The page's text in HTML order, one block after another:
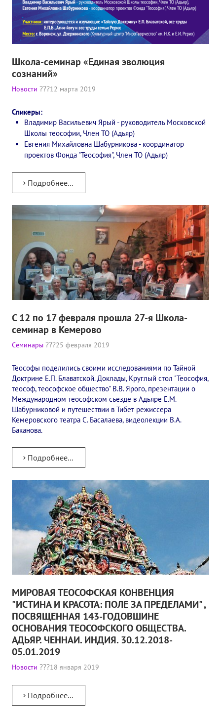
Конкурс городов России на право проведения
Памятник Е.П. Блаватской
МЕЖДУНАРОДНЫЙ ЦЕНТР ТЕОСОФИИ
ШКОЛА ТЕОСОФИИ
О школе Теософии
Открытая школа теософии
Фотоматериалы
Видео
Книги
Семинары
Плейлист "Международный научно-исследовательский
Плейлист "«Тайная Доктрина» Класс онлайн изучения"
Плейлист "Выпуски рубрики «ТЕОСОФСКИЙ КВИЗИ»"
ПОДДЕРЖАТЬ ФОНД
Пожертвовать денежные средства
Стать волонтером
Стать партнером
КОНТАКТЫ
Школа-семинар «Единая эволюция
сознаний»
Новости 12 марта 2019
Спикеры:
Владимир Васильевич Ярый - руководитель Московской
Школы теософии, Член ТО (Адьяр)
Евгения Михайловна Шабурникова - координатор
проектов Фонда "Теософия", Член ТО (Адьяр)
Подробнее...
С 12 по 17 февраля прошла 27-я Школа-
семинар в Кемерово
Семинары 25 февраля 2019
Теософы поделились своими исследованиями по Тайной
Доктрине Е.П. Блаватской. Доклады, Круглый стол "Теософия,
теософ, теософское общество" В.В. Ярого, презентации о
Международном теософском съезде в Адьяре Е.М.
Шабурниковой и путешествии в Тибет режиссера
Кемеровского театра С. Басалаева, видеолекции В.А.
Баканова.
Подробнее...
МИРОВАЯ ТЕОСОФСКАЯ КОНВЕНЦИЯ
"ИСТИНА И КРАСОТА: ПОЛЕ ЗА ПРЕДЕЛАМИ" ,
ПОСВЯЩЕННАЯ 143-ГОДОВШИНЕ
ОСНОВАНИЯ ТЕОСОФСКОГО ОБЩЕСТВА.
АДЬЯР. ЧЕННАИ. ИНДИЯ. 30.12.2018-
05.01.2019
Новости 18 января 2019
Подробнее...